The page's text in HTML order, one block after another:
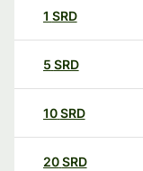
1 SRD
5 SRD
10SRD
20SRD